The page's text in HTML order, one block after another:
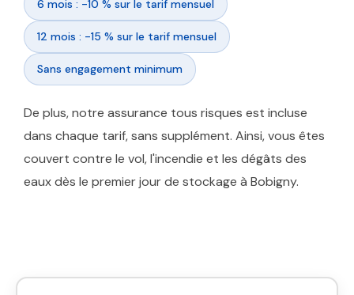
6 mois : -10 % sur le tarif mensuel
12 mois : -15 % sur le tarif mensuel
Sans engagement minimum
De plus, notre assurance tous risques est incluse
dans chaque tarif, sans supplément. Ainsi, vous êtes
couvert contre le vol, l'incendie et les dégâts des
eaux dès le premier jour de stockage à Bobigny.